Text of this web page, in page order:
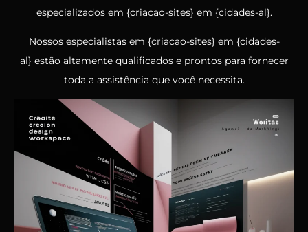
especializados em {criacao-sites} em {cidades-al}.
Nossos especialistas em {criacao-sites} em {cidades-
al} estão altamente qualificados e prontos para fornecer
toda a assistência que você necessita.